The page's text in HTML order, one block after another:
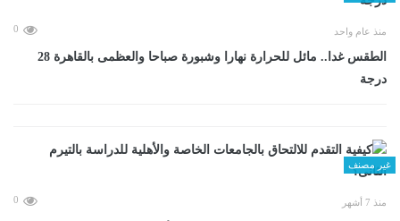
منذ عام واحد 0
الطقس غدا.. مائل للحرارة نهارا وشبورة صباحا والعظمى بالقاهرة 28
درجة
غير مصنف
منذ 7 أشهر 0